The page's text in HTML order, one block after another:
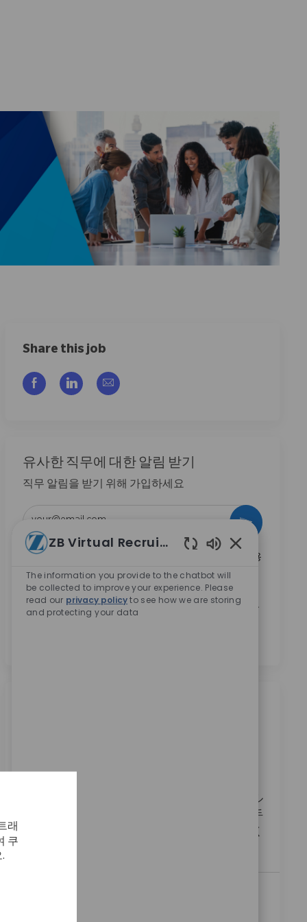
래
쿠
Share this job
Facebook을 통해 공유
LinkedIn을 통해 공유
이메일을 통해 공유
유사한 직무에 대한 알림 받기
직무 알림을 받기 위해 가입하세요
본인은 이 박스를 체크함으로써 Zimmer Biomet의 채용
기회와 관련된 연락 수신에 동의합니다. *
본인은 이 박스를 체크함으로써
명시된 바와 같이 채용 목적을 위한 개인정보 처리에 동
활성화
私たちは、患者様のために全力を尽くすフィール
ドセールスを募集しています。医療機器の使用手
順を説明し、ドクターやナースと信頼関係を築く
ZB Virtual Recruiter
Enabled
The information you provide to the chatbot will
be collected to improve your experience. Please
read our privacy policyto see how we are storing
and protecting your data